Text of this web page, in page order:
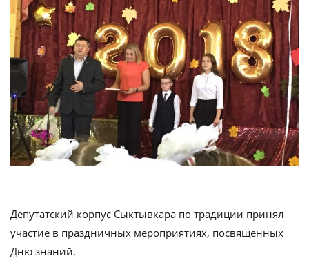
Депутатский корпус Сыктывкара по традиции принял
участие в праздничных мероприятиях, посвященных
Дню знаний.